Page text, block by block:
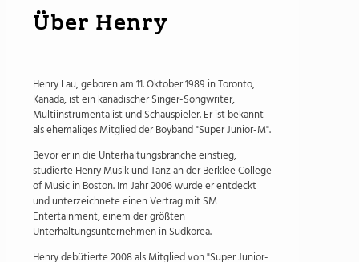
Über Henry
Henry Lau, geboren am 11. Oktober 1989 in Toronto,
Kanada, ist ein kanadischer Singer-Songwriter,
Multiinstrumentalist und Schauspieler. Er ist bekannt
als ehemaliges Mitglied der Boyband "Super Junior-M".
Bevor er in die Unterhaltungsbranche einstieg,
studierte Henry Musik und Tanz an der Berklee College
of Music in Boston. Im Jahr 2006 wurde er entdeckt
und unterzeichnete einen Vertrag mit SM
Entertainment, einem der größten
Unterhaltungsunternehmen in Südkorea.
Henry debütierte 2008 als Mitglied von "Super Junior-